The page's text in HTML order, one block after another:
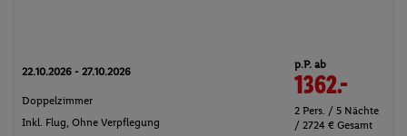
22.10.2026 - 27.10.2026
Doppelzimmer
Inkl. Flug, Ohne Verpflegung
p.P. ab
1362.-
2 Pers. / 5 Nächte
/ 2724 € Gesamt